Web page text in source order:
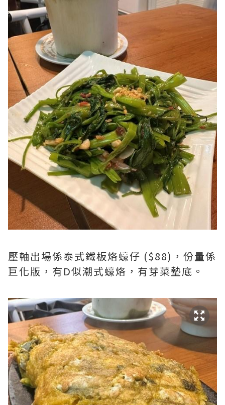
壓軸出場係泰式鐵板烙蠔仔 ($88)，份量係
巨化版，有D似潮式蠔烙，有芽菜墊底。